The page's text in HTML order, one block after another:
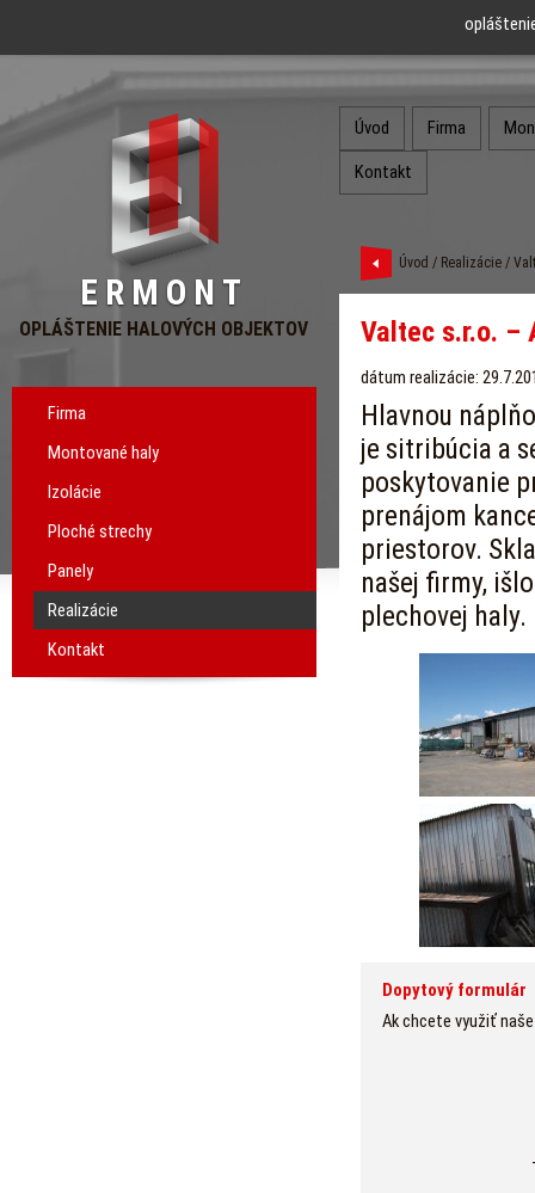
ERMONT
OPLÁŠTENIE HALOVÝCH OBJEKTOV
Firma
Montované haly
Izolácie
Ploché strechy
Panely
Realizácie
Kontakt
Úvod Firma
Kontakt
Úvod / Realizácie /
Valtec s.r.o. –
dátum realizácie:
Hlavnou
je sitribúcia a
poskytovanie
prenájom
priestorov.
našej firmy,
plechovej haly.
Dopytový formulár
Ak chcete využiť